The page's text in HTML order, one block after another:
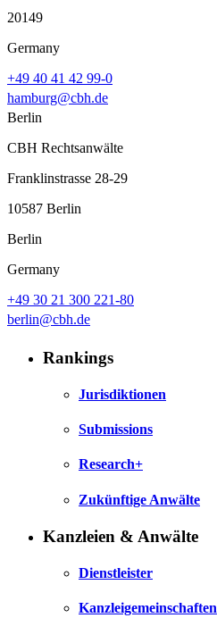
20149
Germany
+49 40 41 42 99-0
hamburg@cbh.de
Berlin
CBH Rechtsanwälte
Franklinstrasse 28-29
10587 Berlin
Berlin
Germany
+49 30 21 300 221-80
berlin@cbh.de
Rankings
Jurisdiktionen
Submissions
Research+
Zukünftige Anwälte
Kanzleien & Anwälte
Dienstleister
Kanzleigemeinschaften